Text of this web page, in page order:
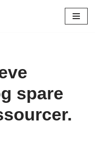
spare